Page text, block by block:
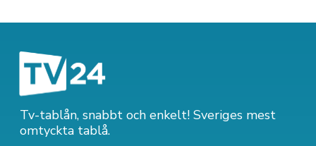
Tv-tablån, snabbt och enkelt! Sveriges mest
omtyckta tablå.